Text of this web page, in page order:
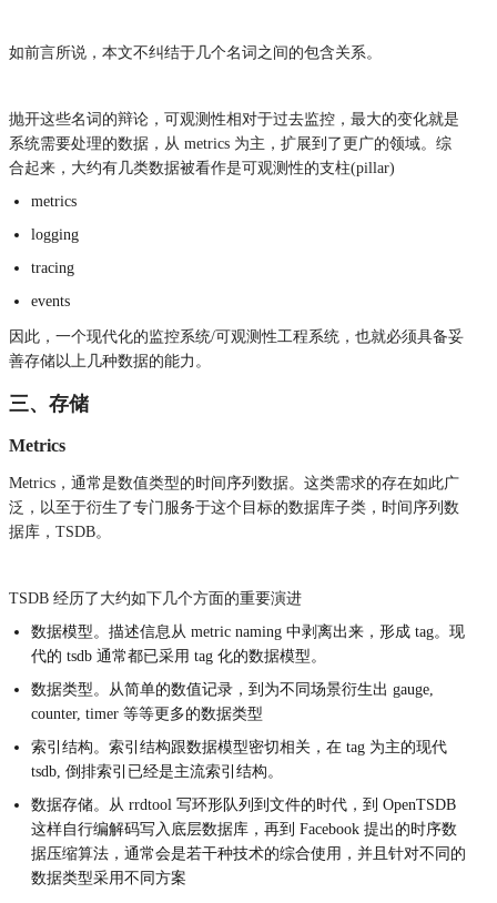
如前言所说，本文不纠结于几个名词之间的包含关系。
抛开这些名词的辩论，可观测性相对于过去监控，最大的变化就是
系统需要处理的数据，从 metrics 为主，扩展到了更广的领域。综
合起来，大约有几类数据被看作是可观测性的支柱(pillar)
metrics
logging
tracing
events
因此，一个现代化的监控系统/可观测性工程系统，也就必须具备妥
善存储以上几种数据的能力。
三、存储
Metrics
Metrics，通常是数值类型的时间序列数据。这类需求的存在如此广
泛，以至于衍生了专门服务于这个目标的数据库子类，时间序列数
据库，TSDB。
TSDB 经历了大约如下几个方面的重要演进
数据模型。描述信息从 metric naming 中剥离出来，形成 tag。现
代的 tsdb 通常都已采用 tag 化的数据模型。
数据类型。从简单的数值记录，到为不同场景衍生出 gauge,
counter, timer 等等更多的数据类型
索引结构。索引结构跟数据模型密切相关，在 tag 为主的现代
tsdb, 倒排索引已经是主流索引结构。
数据存储。从 rrdtool 写环形队列到文件的时代，到 OpenTSDB
这样自行编解码写入底层数据库，再到 Facebook 提出的时序数
据压缩算法，通常会是若干种技术的综合使用，并且针对不同的
数据类型采用不同方案